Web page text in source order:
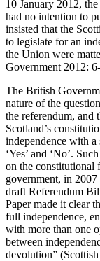
10 January 2012,
had no intention to
insisted that the
to legislate for an
the Union were
Government 2012:
The British
nature of the
the referendum, and
Scotland’s
independence with a
‘Yes’ and ‘No’.
on the constitutional
government, in
draft Referendum
Paper made it clear
full independence,
with more than one
between
devolution”